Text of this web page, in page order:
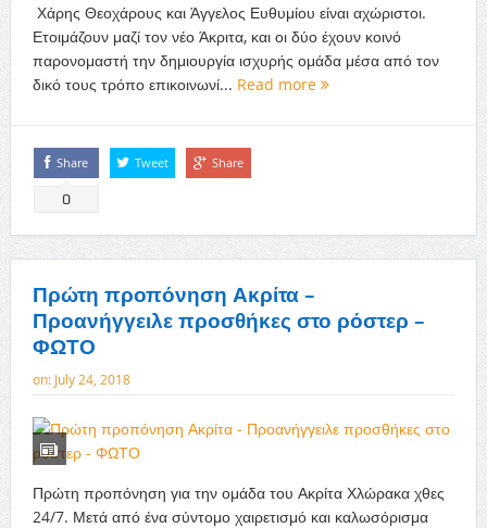
Χάρης Θεοχάρους και Άγγελος Ευθυμίου είναι αχώριστοι.
Ετοιμάζουν μαζί τον νέο Άκριτα, και οι δύο έχουν κοινό
παρονομαστή την δημιουργία ισχυρής ομάδα μέσα από τον
δικό τους τρόπο επικοινωνί... Read more
Share
0
Tweet Share
Πρώτη προπόνηση Ακρίτα –
Προανήγγειλε προσθήκες στο ρόστερ –
ΦΩΤΟ
on: July 24, 2018
Πρώτη προπόνηση για την ομάδα του Ακρίτα Χλώρακα χθες
24/7. Μετά από ένα σύντομο χαιρετισμό και καλωσόρισμα